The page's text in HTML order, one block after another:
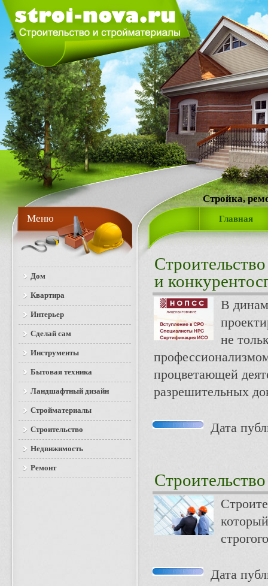
Стройка,
Главная
Строительство
и
В
не
процветающей
разрешительных
Дата
Строительство
Дата
Меню
Дом
Квартира
Интерьер
Сделай сам
Инструменты
Бытовая техника
Ландшафтный дизайн
Стройматериалы
Строительство
Недвижимость
Ремонт